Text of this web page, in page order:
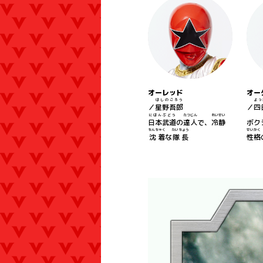
オーレッド
／星野
ほしの
吾郎
ごろう
日本
にほん
武道
ぶどう
の達人
たつじん
で、 冷静
れいせい
沈着
ちんちゃく
な隊長
たいちょう
オー
／四
よっ
ボク
性格
せいかく